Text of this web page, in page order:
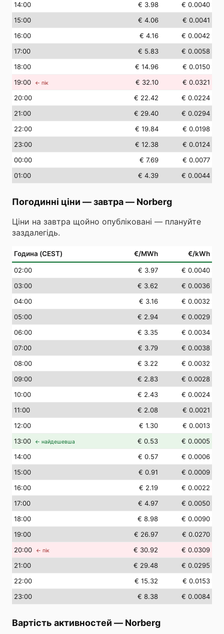
14:00 € 3.98
€ 0.0040
15:00 € 4.06
€ 0.0041
16:00 € 4.16
€ 0.0042
17:00 € 5.83
€ 0.0058
18:00 € 14.96
€ 0.0150
19:00 ← пік € 32.10
€ 0.0321
20:00 € 22.42
€ 0.0224
21:00 € 29.40
€ 0.0294
22:00 € 19.84
€ 0.0198
23:00 € 12.38
€ 0.0124
00:00 € 7.69
€ 0.0077
01:00 € 4.39 € 0.0044
Погодинні ціни — завтра— Norberg
Ціни на завтра щойно опубліковані — плануйте
заздалегідь.
Година (CEST) €/MWh €/kWh
02:00 € 3.97
€ 0.0040
03:00 € 3.62
€ 0.0036
04:00 € 3.16
€ 0.0032
05:00 € 2.94
€ 0.0029
06:00 € 3.35
€ 0.0034
07:00 € 3.79
€ 0.0038
08:00 € 3.22
€ 0.0032
09:00 € 2.83
€ 0.0028
10:00 € 2.43
€ 0.0024
11:00 € 2.08
€ 0.0021
12:00 € 1.30
€ 0.0013
13:00 ← найдешевша € 0.53
€ 0.0005
14:00 € 0.57
€ 0.0006
15:00 € 0.91
€ 0.0009
16:00 € 2.19
€ 0.0022
17:00 € 4.97
€ 0.0050
18:00 € 8.98
€ 0.0090
19:00 € 26.97
€ 0.0270
20:00 ← пік € 30.92
€ 0.0309
21:00 € 29.48
€ 0.0295
22:00 € 15.32
€ 0.0153
23:00 € 8.38 € 0.0084
Вартість активностей — Norberg